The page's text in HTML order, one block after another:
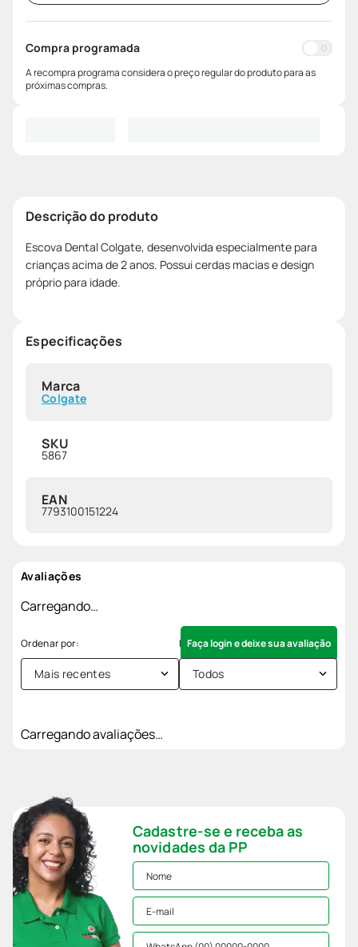
Compra programada
A recompra programa considera o preço regular do produto para as
próximas compras.
Descrição do produto
Escova Dental Colgate, desenvolvida especialmente para
crianças acima de 2 anos. Possui cerdas macias e design
próprio para idade.
Especificações
Marca
Colgate
SKU
5867
EAN
7793100151224
Avaliações
Carregando…
Faça login e deixe sua avaliação
Mais recentes Todos
Carregando avaliações…
Cadastre-se e receba as
novidades da PP